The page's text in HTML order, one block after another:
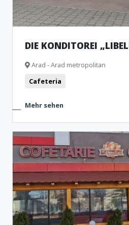
DIE KONDITOREI
Arad - Arad metropolitan
Cafeteria
Mehr sehen